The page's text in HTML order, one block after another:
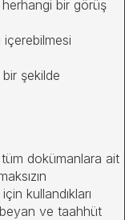
bir görüş
içerebilmesi
şekilde
dokümanlara ait
kullandıkları
beyan ve taahhüt